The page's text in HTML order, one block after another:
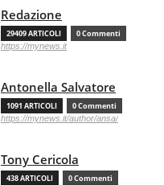
Redazione
29409 ARTICOLI 0 Commenti
https://mynews.it
Antonella Salvatore
1091 ARTICOLI 0 Commenti
https://mynews.it/author/ansa/
Tony Cericola
438 ARTICOLI 0 Commenti